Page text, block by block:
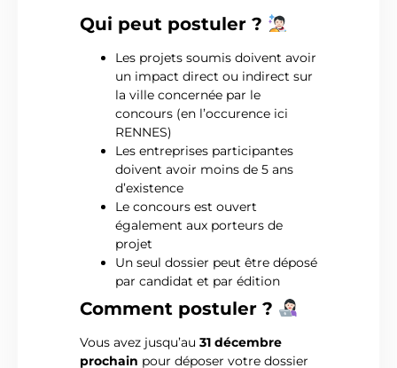
Qui peut postuler ?
Les projets soumis doivent avoir
un impact direct ou indirect sur
la ville concernée par le
concours (en l’occurence ici
RENNES)
Les entreprises participantes
doivent avoir moins de 5 ans
d’existence
Le concours est ouvert
également aux porteurs de
projet
Un seul dossier peut être déposé
par candidat et par édition
Comment postuler ?
Vous avez jusqu’au 31 décembre
prochain pour déposer votre dossier